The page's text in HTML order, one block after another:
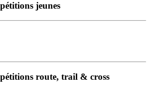
jeunes
route, trail & cross